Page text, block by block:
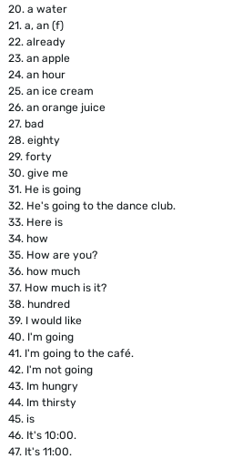
20. a water
21. a, an (f)
22. already
23. an apple
24. an hour
25. an ice cream
26. an orange juice
27. bad
28. eighty
29. forty
30. give me
31. He is going
32. He's going to the dance club.
33. Here is
34. how
35. How are you?
36. how much
37. How much is it?
38. hundred
39. I would like
40. I'm going
41. I'm going to the café.
42. I'm not going
43. Im hungry
44. Im thirsty
45. is
46. It's 10:00.
47. It's 11:00.